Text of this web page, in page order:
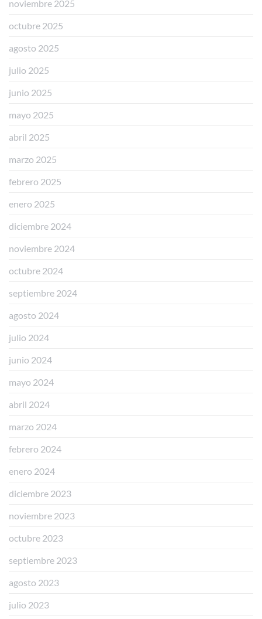
noviembre 2025
octubre 2025
agosto 2025
julio 2025
junio 2025
mayo 2025
abril 2025
marzo 2025
febrero 2025
enero 2025
diciembre 2024
noviembre 2024
octubre 2024
septiembre 2024
agosto 2024
julio 2024
junio 2024
mayo 2024
abril 2024
marzo 2024
febrero 2024
enero 2024
diciembre 2023
noviembre 2023
octubre 2023
septiembre 2023
agosto 2023
julio 2023